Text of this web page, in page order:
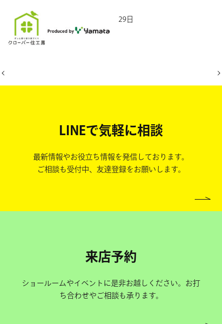
2025年8月29日
LINEで気軽に相談
最新情報やお役立ち情報を発信しております。
ご相談も受付中、友達登録をお願いします。
来店予約
ショールームやイベントに是非お越しください。お打
ち合わせやご相談も承ります。